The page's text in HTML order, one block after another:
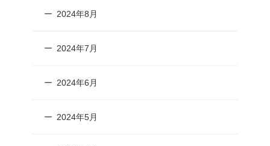
2024年8月
2024年7月
2024年6月
2024年5月